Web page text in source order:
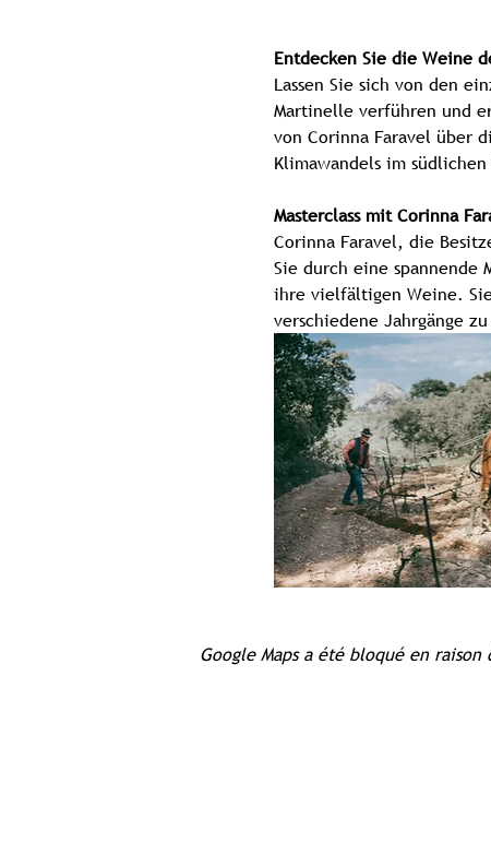
Entdecken Sie die Weine
Lassen Sie sich von den
Martinelle verführen und
von Corinna Faravel über
Klimawandels im
Masterclass mit Corinna
Corinna Faravel, die
Sie durch eine spannende
ihre vielfältigen Weine.
verschiedene Jahrgänge
Google Maps a été bloqué en